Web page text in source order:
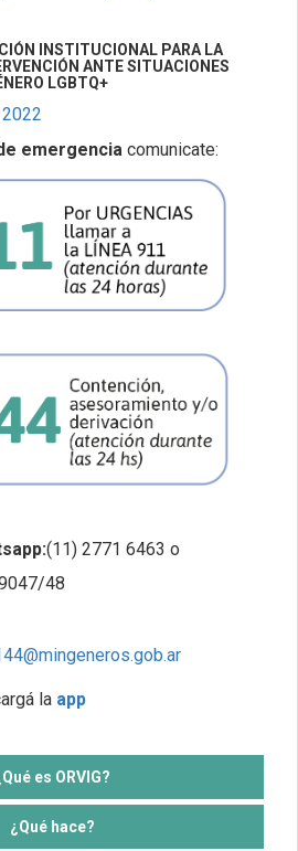
INSTITUCIONAL PARA LA
ANTE SITUACIONES
LGBTQ+
2022
emergencia comunicate:
(11) 2771 6463 o
48
la app
es ORVIG?
¿Qué hace?